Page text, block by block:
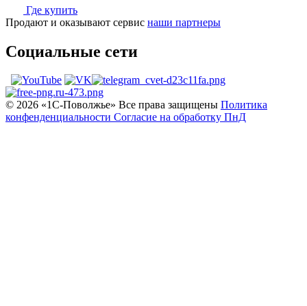
Где купить
Продают и оказывают сервис наши партнеры
Социальные сети
© 2026 «1С‑Поволжье» Все права защищены Политика
конфенденциальности Согласие на обработку ПнД